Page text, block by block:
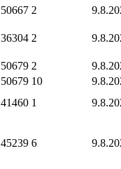
50667 2
36304 2
50679 2
50679 10
41460 1
45239 6